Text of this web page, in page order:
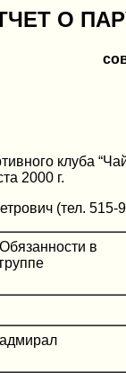
О
клуба
2000 г.
(тел. 515-
Обязанности в
группе
адмирал